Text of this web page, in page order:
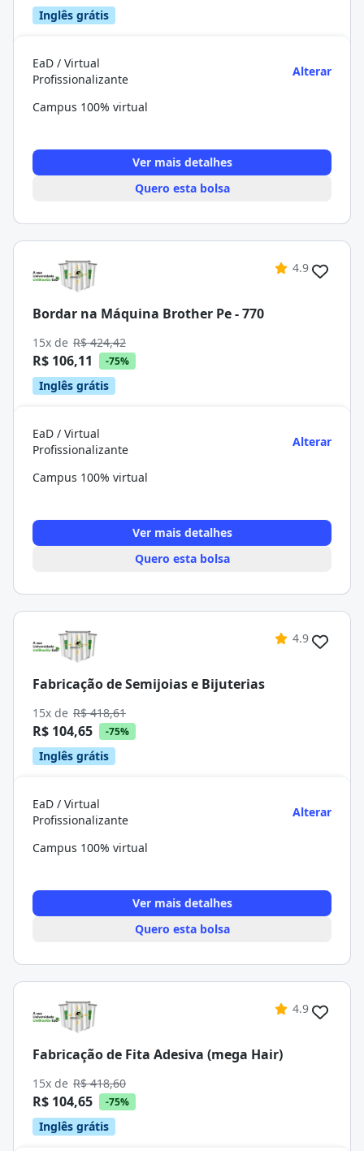
Inglês grátis
EaD / Virtual
Profissionalizante
Alterar
Campus 100% virtual
Ver mais detalhes
Quero esta bolsa
4.9
Bordar na Máquina Brother Pe - 770
15x de R$ 424,42
R$ 106,11 -75%
Inglês grátis
EaD / Virtual
Profissionalizante
Alterar
Campus 100% virtual
Ver mais detalhes
Quero esta bolsa
4.9
Fabricação de Semijoias e Bijuterias
15x de R$ 418,61
R$ 104,65 -75%
Inglês grátis
EaD / Virtual
Profissionalizante
Alterar
Campus 100% virtual
Ver mais detalhes
Quero esta bolsa
4.9
Fabricação de Fita Adesiva (mega Hair)
15x de R$ 418,60
R$ 104,65 -75%
Inglês grátis